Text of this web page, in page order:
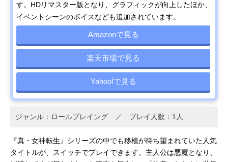
す。HDリマスター版となり、グラフィックが向上したほか、
イベントシーンのボイスなども追加されています。
Amazonで見る
楽天市場で見る
Yahoo!で見る
ジャンル：ロールプレイング ／ プレイ人数：1人
『真・女神転生』シリーズの中でも移植が待ち望まれていた人気
タイトルが、スイッチでプレイできます。主人公は悪魔となり、